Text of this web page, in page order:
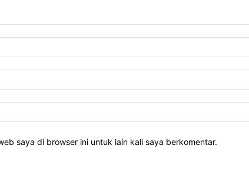
saya di browser ini untuk lain kali saya berkomentar.